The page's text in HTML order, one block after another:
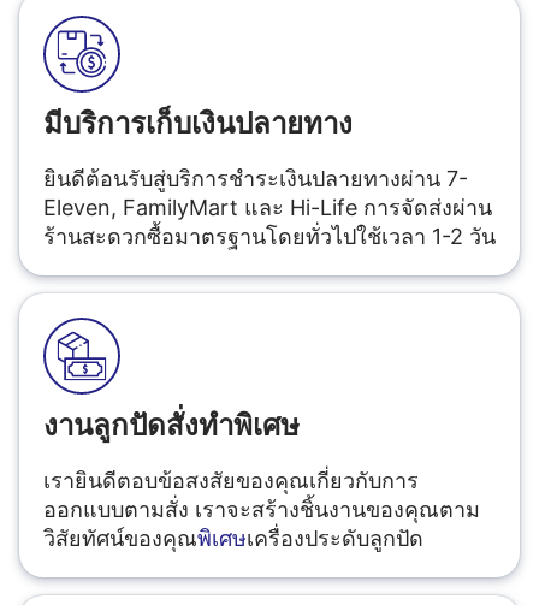
มีบริการเก็บเงินปลายทาง
ยินดีต้อนรับสู่บริการชำระเงินปลายทางผ่าน 7-
Eleven, FamilyMart และ Hi-Life การจัดส่งผ่าน
ร้านสะดวกซื้อมาตรฐานโดยทั่วไปใช้เวลา 1-2 วัน
งานลูกปัดสั่งทำพิเศษ
เรายินดีตอบข้อสงสัยของคุณเกี่ยวกับการ
ออกแบบตามสั่ง เราจะสร้างชิ้นงานของคุณตาม
วิสัยทัศน์ของคุณพิเศษเครื่องประดับลูกปัด